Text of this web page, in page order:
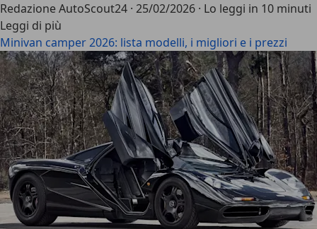
Redazione AutoScout24 · 25/02/2026 · Lo leggi in 10 minuti
Leggi di più
Minivan camper 2026: lista modelli, i migliori e i prezzi